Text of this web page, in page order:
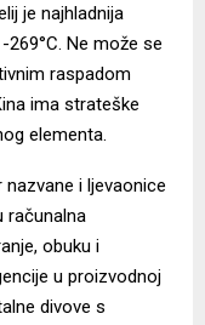
je najhladnija
Ne može se
raspadom
ima strateške
elementa.
i ljevaonice
računalna
obuku i
u proizvodnoj
divove s